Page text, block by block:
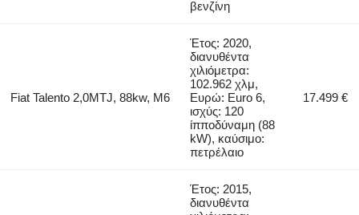
βενζίνη
Fiat Talento 2,0MTJ, 88kw, M6
Έτος: 2020,
διανυθέντα
χιλιόμετρα:
102.962 χλμ,
Ευρώ: Euro 6,
ισχύς: 120
ίπποδύναμη (88
kW), καύσιμο:
πετρέλαιο
17.499 €
Έτος: 2015,
διανυθέντα